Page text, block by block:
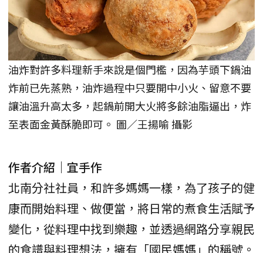
油炸對許多料理新手來說是個門檻，因為芋頭下鍋油
炸前已先蒸熟，油炸過程中只要開中小火、留意不要
讓油溫升高太多，起鍋前開大火將多餘油脂逼出，炸
至表面金黃酥脆即可。 圖／王揚喻 攝影
作者介紹｜宜手作
北南分社社員，和許多媽媽一樣，為了孩子的健
康而開始料理、做便當，將日常的煮食生活賦予
變化，從料理中找到樂趣，並透過網路分享親民
的食譜與料理想法，擁有「國民媽媽」的稱號。